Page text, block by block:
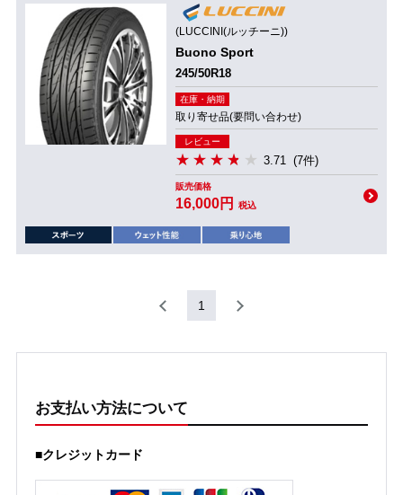
(LUCCINI(ルッチーニ))
Buono Sport
245/50R18
在庫・納期
取り寄せ品(要問い合わせ)
レビュー
3.71 (7件)
販売価格
16,000円 税込
1
お支払い方法について
■クレジットカード